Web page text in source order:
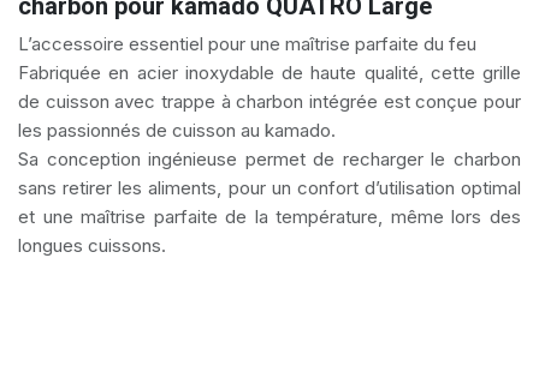
L’accessoire essentiel pour une maîtrise parfaite du feu
Fabriquée en acier inoxydable de haute qualité, cette grille
de cuisson avec trappe à charbon intégrée est conçue pour
les passionnés de cuisson au kamado.
Sa conception ingénieuse permet de recharger le charbon
sans retirer les aliments, pour un confort d’utilisation optimal
et une maîtrise parfaite de la température, même lors des
longues cuissons.